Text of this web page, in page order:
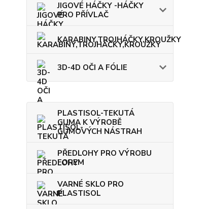
JIGOVÉ HÁČKY -HÁČKY
PRO PŘÍVLAČ
KARABINY,TROJHÁČKY,KROUŽKY
3D-4D OČI A FÓLIE
PLASTISOL-TEKUTÁ
GUMA K VÝROBĚ
GUMOVÝCH NÁSTRAH
PŘEDLOHY PRO VÝROBU
FOREM
VARNÉ SKLO PRO
PLASTISOL